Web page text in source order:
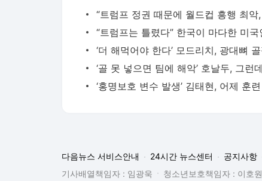
다음뉴스 서비스안내 24시간 뉴스센터 공지사항
기사배열책임자 : 임광욱
청소년보호책임자 : 이호원